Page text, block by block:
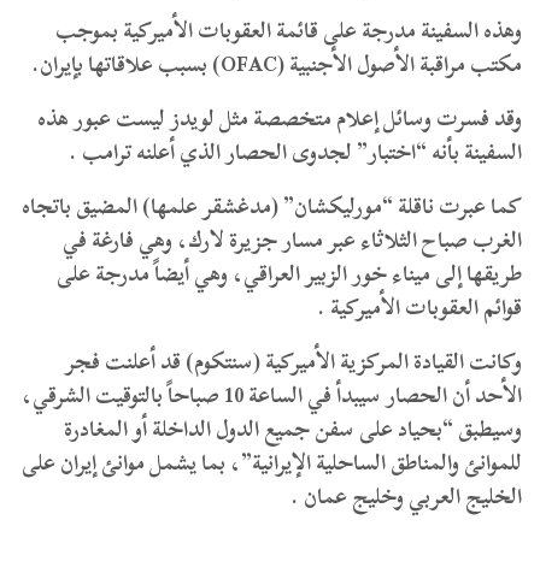
وهذه السفينة مدرجة على قائمة العقوبات الأميركية بموجب
مكتب مراقبة الأصول الأجنبية (OFAC) بسبب علاقاتها بإيران.
وقد فسرت وسائل إعلام متخصصة مثل لويدز ليست عبور هذه
السفينة بأنه “اختبار” لجدوى الحصار الذي أعلنه ترامب .
كما عبرت ناقلة “مورليكشان” (مدغشقر علمها) المضيق باتجاه
الغرب صباح الثلاثاء عبر مسار جزيرة لارك، وهي فارغة في
طريقها إلى ميناء خور الزبير العراقي، وهي أيضاً مدرجة على
قوائم العقوبات الأميركية .
وكانت القيادة المركزية الأميركية (سنتكوم) قد أعلنت فجر
الأحد أن الحصار سيبدأ في الساعة 10 صباحاً بالتوقيت الشرقي،
وسيطبق “بحياد على سفن جميع الدول الداخلة أو المغادرة
للموانئ والمناطق الساحلية الإيرانية”، بما يشمل موانئ إيران على
الخليج العربي وخليج عمان .